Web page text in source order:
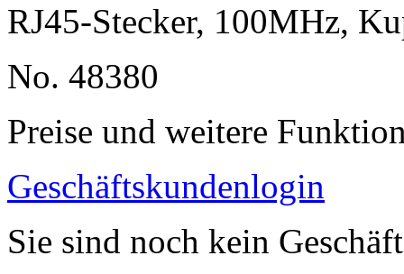
RJ45-Stecker, 100MHz,
No. 48380
Preise und weitere
Geschäftskundenlogin
Sie sind noch kein